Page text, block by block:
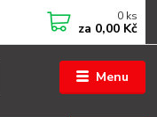
Menu
0 ks
za 0,00 Kč